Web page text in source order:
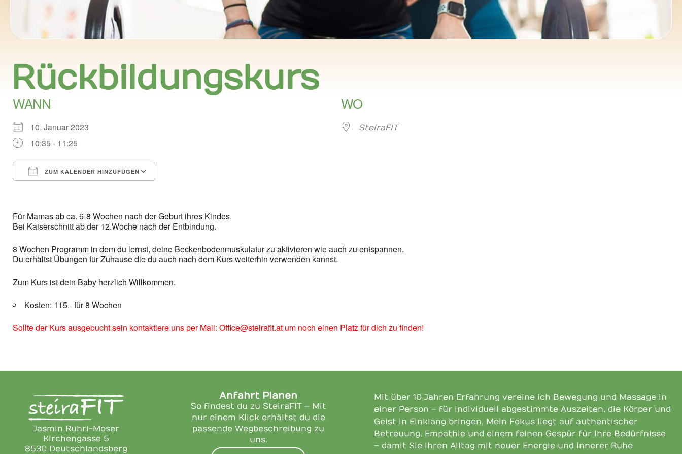
Rückbildungskurs
WANN
10. Januar 2023
10:35 - 11:25
ZUM KALENDER HINZUFÜGEN
WO
SteiraFIT
Für Mamas ab ca. 6-8 Wochen nach der Geburt ihres Kindes.
Bei Kaiserschnitt ab der 12.Woche nach der Entbindung.
8 Wochen Programm in dem du lernst, deine Beckenbodenmuskulatur zu aktivieren wie auch zu entspannen.
Du erhältst Übungen für Zuhause die du auch nach dem Kurs weiterhin verwenden kannst.
Zum Kurs ist dein Baby herzlich Willkommen.
Kosten: 115.- für 8 Wochen
Sollte der Kurs ausgebucht sein kontaktiere uns per Mail: Office@steirafit.at um noch einen Platz für dich zu finden!
Jasmin Ruhri-Moser
Kirchengasse 5
8530 Deutschlandsberg
Anfahrt Planen
So findest du zu SteiraFIT – Mit
nur einem Klick erhältst du die
passende Wegbeschreibung zu
uns.
Mit über 10 Jahren Erfahrung vereine ich Bewegung und Massage in
einer Person – für individuell abgestimmte Auszeiten, die Körper und
Geist in Einklang bringen. Mein Fokus liegt auf authentischer
Betreuung, Empathie und einem feinen Gespür für Ihre Bedürfnisse
– damit Sie Ihren Alltag mit neuer Energie und innerer Ruhe